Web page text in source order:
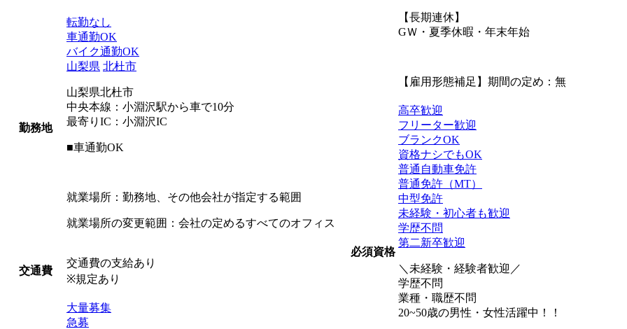
勤務地
転勤なし
車通勤OK
バイク通勤OK
山梨県 北杜市
山梨県北杜市
中央本線：小淵沢駅から車で10分
最寄りIC：小淵沢IC
■車通勤OK
就業場所：勤務地、その他会社が指定する範囲
就業場所の変更範囲：会社の定めるすべてのオフィス
交通費
交通費の支給あり
※規定あり
大量募集
急募
【長期連休】
GＷ・夏季休暇・年末年始
【雇用形態補足】期間の定め：無
必須資格
高卒歓迎
フリーター歓迎
ブランクOK
資格ナシでもOK
普通自動車免許
普通免許（MT）
中型免許
未経験・初心者も歓迎
学歴不問
第二新卒歓迎
＼未経験・経験者歓迎／
学歴不問
業種・職歴不問
20~50歳の男性・女性活躍中！！